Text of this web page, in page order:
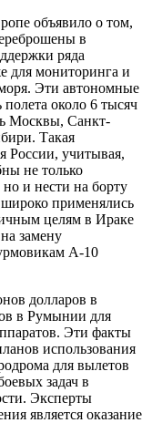
объявило о том,
в
ряда
для мониторинга и
Эти автономные
около 6 тысяч
Москвы, Санкт-
Такая
России, учитывая,
не только
и нести на борту
применялись
целям в Ираке
замену
A-10
долларов в
в Румынии для
Эти факты
использования
для вылетов
задач в
Эксперты
является оказание